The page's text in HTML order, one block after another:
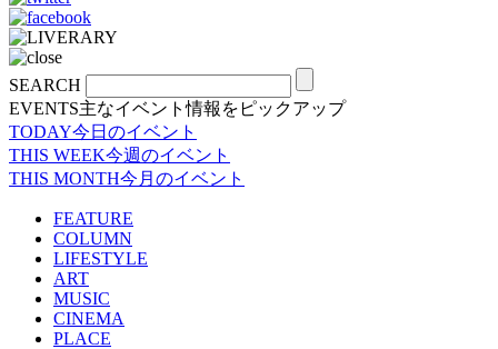
SEARCH
EVENTS主なイベント情報をピックアップ
TODAY今日のイベント
THIS WEEK今週のイベント
THIS MONTH今月のイベント
FEATURE
COLUMN
LIFESTYLE
ART
MUSIC
CINEMA
PLACE